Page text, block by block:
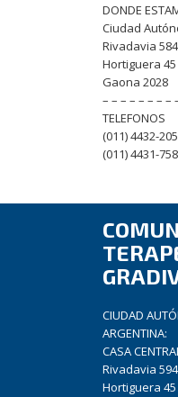
DONDE
Ciudad
Rivadavia
Hortiguera 45
Gaona 2028
– – – – – – – –
TELEFONOS
(011) 4432-
(011) 4431-
CIUDAD
ARGENTINA:
CASA
Rivadavia
Hortiguera 45